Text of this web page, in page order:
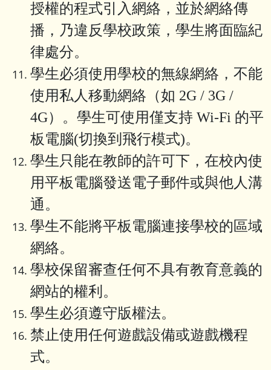
授權的程式引入網絡，並於網絡傳
播，乃違反學校政策，學生將面臨紀
律處分。
學生必須使用學校的無線網絡，不能
使用私人移動網絡（如 2G / 3G /
4G）。學生可使用僅支持 Wi-Fi 的平
板電腦(切換到飛行模式)。
學生只能在教師的許可下，在校內使
用平板電腦發送電子郵件或與他人溝
通。
學生不能將平板電腦連接學校的區域
網絡。
學校保留審查任何不具有教育意義的
網站的權利。
學生必須遵守版權法。
禁止使用任何遊戲設備或遊戲機程
式。